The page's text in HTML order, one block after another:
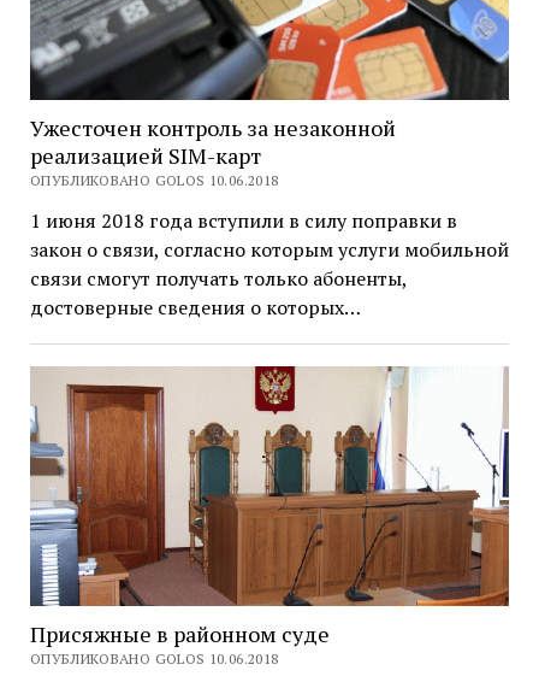
Ужесточен контроль за незаконной
реализацией SIM-карт
ОПУБЛИКОВАНО GOLOS 10.06.2018
1 июня 2018 года вступили в силу поправки в
закон о связи, согласно которым услуги мобильной
связи смогут получать только абоненты,
достоверные сведения о которых…
Присяжные в районном суде
ОПУБЛИКОВАНО GOLOS 10.06.2018